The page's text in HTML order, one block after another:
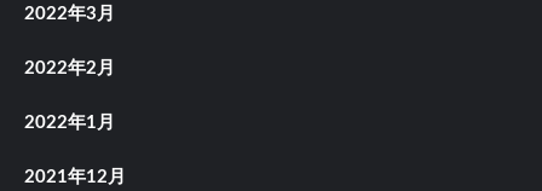
2022年3月
2022年2月
2022年1月
2021年12月